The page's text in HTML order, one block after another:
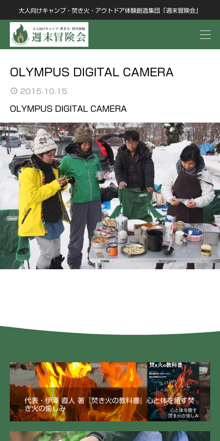
大人向けキャンプ・焚き火・アウトドア体験創造集団「週末冒険会」
OLYMPUS DIGITAL CAMERA
2015.10.15
OLYMPUS DIGITAL CAMERA
代表・伊澤 直人 著『焚き火の教科書』心と体を癒す焚
き火の愉しみ